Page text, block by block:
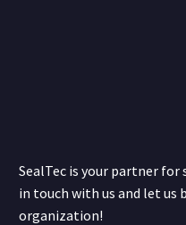
SealTec is your partner for
in touch with us and let us
organization!